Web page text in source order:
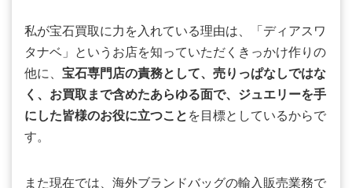
私が宝石買取に力を入れている理由は、「ディアスワ
タナベ」というお店を知っていただくきっかけ作りの
他に、 宝石専門店の責務として、売りっぱなしではな
く、お買取まで含めたあらゆる面で、ジュエリーを手
にした皆様のお役に立つこと を目標としているからで
す。
また現在では、海外ブランドバッグの輸入販売業務で